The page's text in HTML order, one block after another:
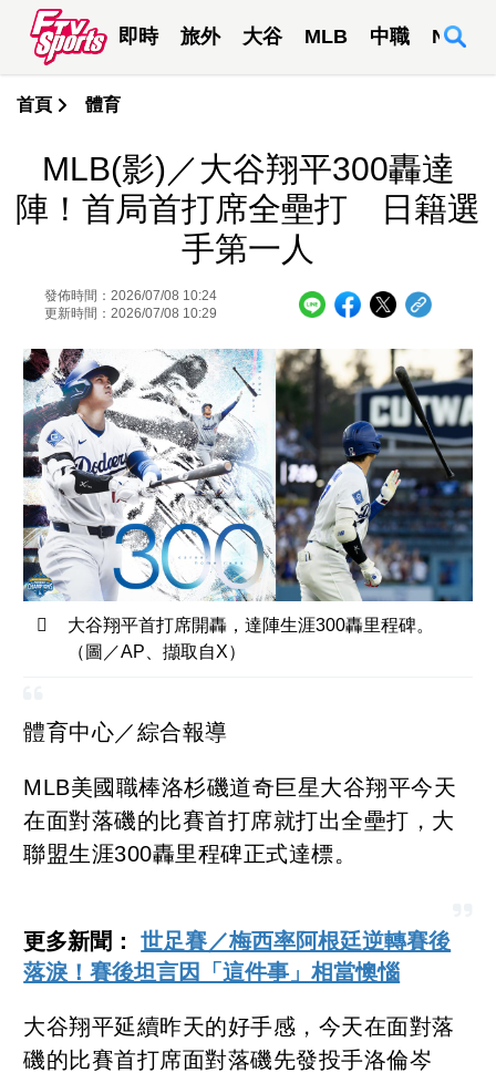
即時 旅外 大谷 MLB 中職 NBA
首頁 體育
MLB(影)／大谷翔平300轟達
陣！首局首打席全壘打 日籍選
手第一人
發佈時間：2026/07/08 10:24
更新時間：2026/07/08 10:29
大谷翔平首打席開轟，達陣生涯300轟里程碑。
（圖／AP、擷取自X）
體育中心／綜合報導
MLB美國職棒洛杉磯道奇巨星大谷翔平今天
在面對落磯的比賽首打席就打出全壘打，大
聯盟生涯300轟里程碑正式達標。
更多新聞：世足賽／梅西率阿根廷逆轉賽後
落淚！賽後坦言因「這件事」相當懊惱
大谷翔平延續昨天的好手感，今天在面對落
磯的比賽首打席面對落磯先發投手洛倫岑